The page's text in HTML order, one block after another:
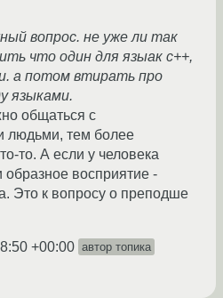
вопрос. не уже ли так
что один для языак с++,
а потом втирать про
языками.
общаться с
людьми, тем более
то. А если у человека
образное восприятие -
Это к вопросу о преподше
+00:00 автор топика